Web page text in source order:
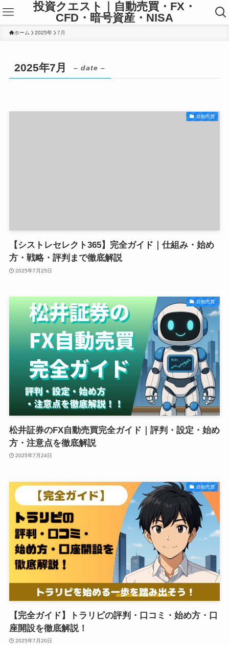
投資クエスト｜自動売買・FX・
CFD・暗号資産・NISA
ホーム 2025年 7月
2025年7月 – date –
自動売買
【シストレセレクト365】完全ガイド｜仕組み・始め
方・戦略・評判まで徹底解説
2025年7月25日
自動売買
松井証券のFX自動売買完全ガイド｜評判・設定・始め
方・注意点を徹底解説
2025年7月24日
自動売買
【完全ガイド】トラリピの評判・口コミ・始め方・口
座開設を徹底解説！
2025年7月20日